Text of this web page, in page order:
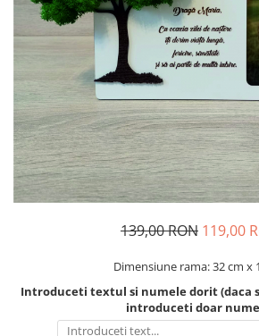
Decoratiuni Craciun
Pachete cadou Craciun
Decoratiuni Paste
Valentines Day
Cadouri indragostiti
1-8 Martie
Scoala/Absolvire
139,00 RON 119,00
Dimensiune rama: 32 cm x
Introduceti textul si numele dorit (daca
introduceti doar